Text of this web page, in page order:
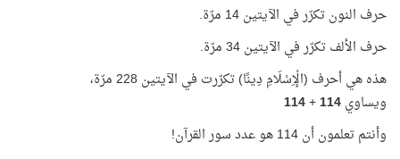
حرف النون تكرّر في الآيتين 14 مرّة.
حرف الألف تكرّر في الآيتين 34 مرّة.
هذه هي أحرف (الْإِسْلَامِ دِينًا) تكرّرت في الآيتين 228 مرّة،
ويساوي114
+
114
وأنتم تعلمون أن 114 هو عدد سور القرآن!